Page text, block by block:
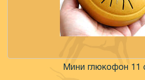
Мини глюкофон 11